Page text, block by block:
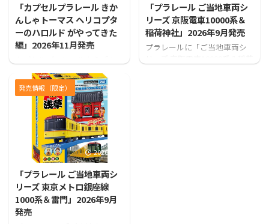
「カプセルプラレール きか
んしゃトーマス ヘリコプタ
ーのハロルド がやってきた
編」2026年11月発売
プセルプラレール きかんしゃ
トーマス ヘリコプターのハロ
ルド がやってきた編」が発売
となります！
「プラレール ご当地車両シ
リーズ 京阪電車10000系＆
稲荷神社」2026年9月発売
プラレールに「ご当地車両シ
発売情報（限定）
2026/7/31
「プラレール ご当地車両シ
リーズ 東京メトロ銀座線
1000系＆雷門」2026年9月
発売